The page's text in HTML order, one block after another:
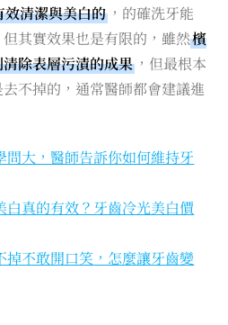
清潔與美白的 ，的確洗牙能
其實效果也是有限的，雖然檳
除表層污漬的成果 ，但最根本
不掉的，通常醫師都會建議進
問大，醫師告訴你如何維持牙
白真的有效？牙齒冷光美白價
掉不敢開口笑，怎麼讓牙齒變